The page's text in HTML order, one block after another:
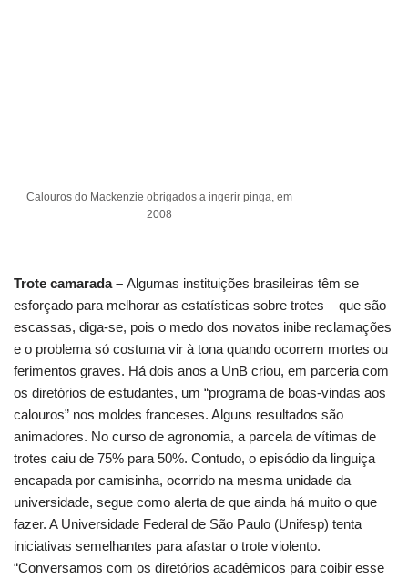
Calouros do Mackenzie obrigados a ingerir pinga, em
2008
Trote camarada – Algumas instituições brasileiras têm se
esforçado para melhorar as estatísticas sobre trotes – que são
escassas, diga-se, pois o medo dos novatos inibe reclamações
e o problema só costuma vir à tona quando ocorrem mortes ou
ferimentos graves. Há dois anos a UnB criou, em parceria com
os diretórios de estudantes, um “programa de boas-vindas aos
calouros” nos moldes franceses. Alguns resultados são
animadores. No curso de agronomia, a parcela de vítimas de
trotes caiu de 75% para 50%. Contudo, o episódio da linguiça
encapada por camisinha, ocorrido na mesma unidade da
universidade, segue como alerta de que ainda há muito o que
fazer. A Universidade Federal de São Paulo (Unifesp) tenta
iniciativas semelhantes para afastar o trote violento.
“Conversamos com os diretórios acadêmicos para coibir esse